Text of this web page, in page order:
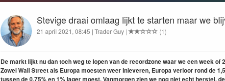
Stevige draai omlaag lijkt te starten maar we
21 april 2021, 08:45 | Trader Guy | (1)
De markt lijkt nu dan toch weg te lopen van de recordzone waar we een week of
Zowel Wall Street als Europa moesten weer inleveren, Europa verloor rond de
tussen de 0,75% en 1% lager moest. Vanmorgen zien we nog niet echt herstel,